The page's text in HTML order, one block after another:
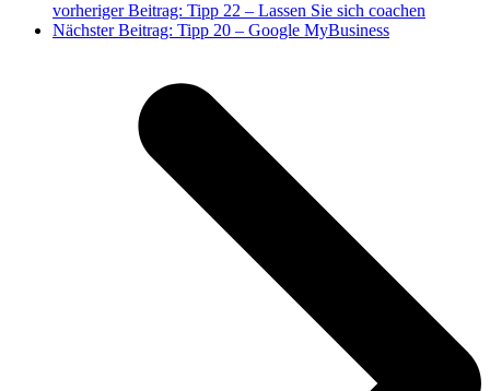
vorheriger Beitrag: Tipp 22 – Lassen Sie sich coachen
Nächster Beitrag: Tipp 20 – Google MyBusiness